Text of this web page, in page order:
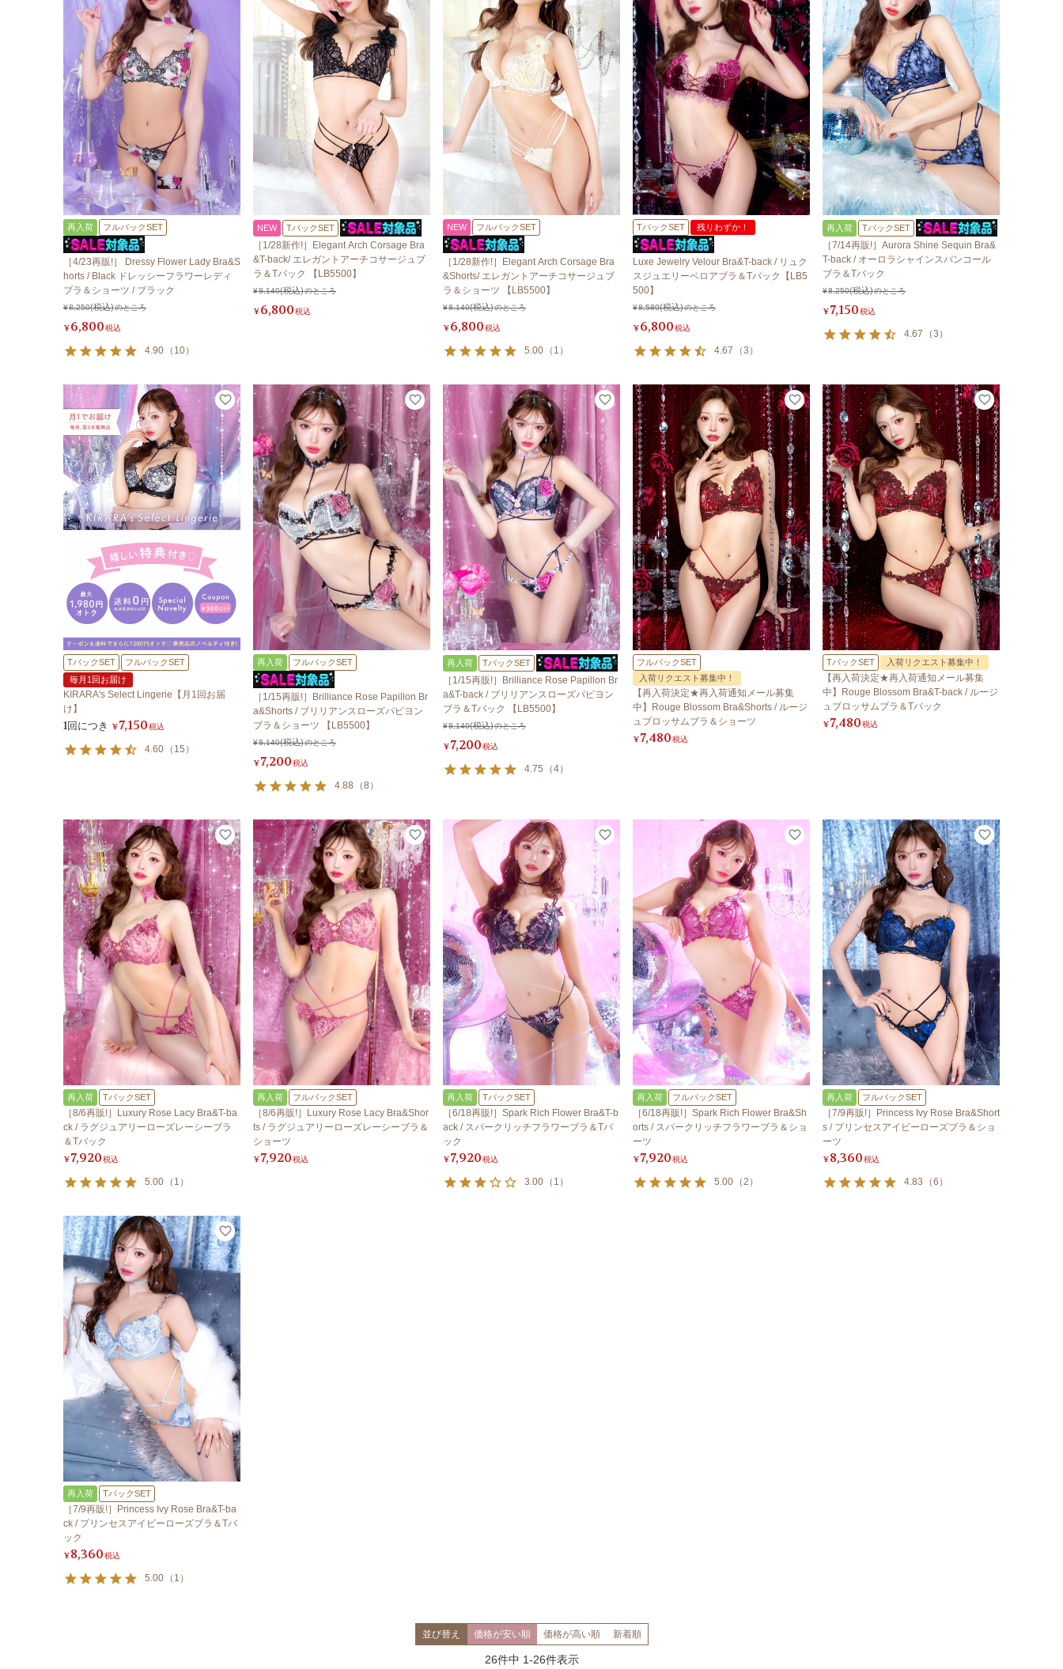
再入荷 フルバックSET
［4/23再販!］ Dressy Flower Lady Bra&S
horts / Black ドレッシーフラワーレディ
ブラ＆ショーツ / ブラック
¥8,250 のところ
¥6,800税込
4.90 （ 10）
NEW TバックSET
［1/28新作!］Elegant Arch Corsage Bra
&T-back/ エレガントアーチコサージュブ
ラ＆Tバック 【LB5500】
¥8,140 のところ
¥6,800税込
NEW フルバックSET
［1/28新作!］Elegant Arch Corsage Bra
&Shorts/ エレガントアーチコサージュブ
ラ＆ショーツ 【LB5500】
¥8,140 のところ
¥6,800税込
5.00 （ 1 ）
TバックSET 残りわずか！
Luxe Jewelry Velour Bra&T-back / リュク
スジュエリーベロアブラ＆Tバック【LB5
500】
¥8,580 のところ
¥6,800税込
4.67 （3 ）
再入荷 TバックSET
［7/14再販!］Aurora Shine Sequin Bra&
T-back / オーロラシャインスパンコール
ブラ＆Tバック
¥8,250 のところ
¥7,150税込
4.67 （3 ）
TバックSET
フルバックSET
毎月1回お届け
KIRARA's Select Lingerie【月1回お届
け】
1回につき ¥7,150税込
4.60 （ 15 ）
再入荷 フルバックSET
［1/15再販!］Brilliance Rose Papillon Br
a&Shorts / ブリリアンスローズパピヨン
ブラ＆ショーツ 【LB5500】
¥8,140 のところ
¥7,200税込
4.88 （8 ）
再入荷 TバックSET
［1/15再販!］Brilliance Rose Papillon Br
a&T-back / ブリリアンスローズパピヨン
ブラ＆Tバック 【LB5500】
¥8,140 のところ
¥7,200税込
4.75 （4）
フルバックSET
入荷リクエスト募集中！
【再入荷決定★再入荷通知メール募集
中】Rouge Blossom Bra&Shorts / ルージ
ュブロッサムブラ＆ショーツ
¥7,480税込
TバックSET 入荷リクエスト募集中！
【再入荷決定★再入荷通知メール募集
中】Rouge Blossom Bra&T-back / ルージ
ュブロッサムブラ＆Tバック
¥7,480税込
再入荷 TバックSET
［8/6再販!］Luxury Rose Lacy Bra&T-ba
ck / ラグジュアリーローズレーシーブラ
＆Tバック
¥7,920税込
5.00 （ 1 ）
再入荷 フルバックSET
［8/6再販!］Luxury Rose Lacy Bra&Shor
ts / ラグジュアリーローズレーシーブラ＆
ショーツ
¥7,920税込
再入荷 TバックSET
［6/18再販!］Spark Rich Flower Bra&T-b
ack / スパークリッチフラワーブラ＆Tバ
ック
¥7,920税込
3.00 （ 1 ）
再入荷 フルバックSET
［6/18再販!］Spark Rich Flower Bra&Sh
orts / スパークリッチフラワーブラ＆ショ
ーツ
¥7,920税込
5.00 （2 ）
再入荷 フルバックSET
［7/9再販!］Princess Ivy Rose Bra&Short
s / プリンセスアイビーローズブラ＆ショ
ーツ
¥8,360税込
4.83 （6 ）
再入荷 TバックSET
［7/9再販!］Princess Ivy Rose Bra&T-ba
ck / プリンセスアイビーローズブラ＆Tバ
ック
¥8,360税込
5.00 （ 1 ）
並び替え 価格が安い順 価格が高い順 新着順
26件中 1-26件表示